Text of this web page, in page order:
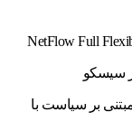
سیسکو
بر سیاست با